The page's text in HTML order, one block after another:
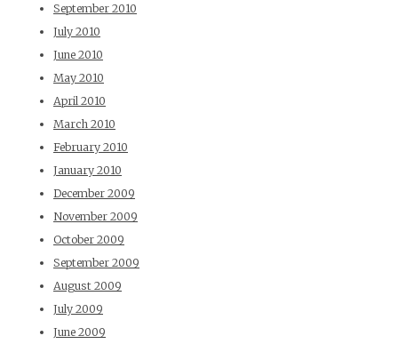
September 2010
July 2010
June 2010
May 2010
April 2010
March 2010
February 2010
January 2010
December 2009
November 2009
October 2009
September 2009
August 2009
July 2009
June 2009